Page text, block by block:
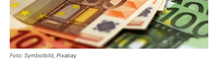
Foto: Symbolbild, Pixabay